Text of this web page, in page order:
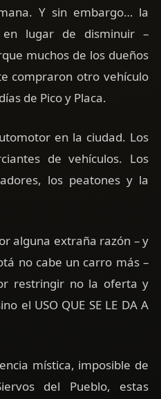
Y sin embargo… la
en lugar de disminuir –
muchos de los dueños
compraron otro vehículo
de Pico y Placa.
en la ciudad. Los
de vehículos. Los
los peatones y la
alguna extraña razón – y
no cabe un carro más –
restringir no la oferta y
el USO QUE SE LE DA A
mística, imposible de
del Pueblo, estas